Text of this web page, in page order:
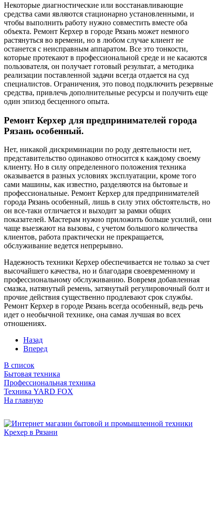
Некоторые диагностические или восстанавливающие
средства сами являются стационарно установленными, и
чтобы выполнить работу нужно совместить вместе оба
объекта. Ремонт Керхер в городе Рязань может немного
растянуться во времени, но в любом случае клиент не
останется с неисправным аппаратом. Все это тонкости,
которые протекают в профессиональной среде и не касаются
пользователя, он получает готовый результат, а методика
реализации поставленной задачи всегда отдается на суд
специалистов. Ограничения, это повод подключить резервные
средства, привлечь дополнительные ресурсы и получить еще
один эпизод бесценного опыта.
Ремонт Керхер для предпринимателей города
Рязань особенный.
Нет, никакой дискриминации по роду деятельности нет,
представительство одинаково относится к каждому своему
клиенту. Но в силу определенного положения техника
оказывается в разных условиях эксплуатации, кроме того
сами машины, как известно, разделяются на бытовые и
профессиональные. Ремонт Керхер для предпринимателей
города Рязань особенный, лишь в силу этих обстоятельств, но
он все-таки отличается и выходит за рамки общих
показателей. Мастерам нужно приложить больше усилий, они
чаще выезжают на вызовы, с учетом большого количества
клиентов, работа практически не прекращается,
обслуживание ведется непрерывно.
Надежность техники Керхер обеспечивается не только за счет
высочайшего качества, но и благодаря своевременному и
профессиональному обслуживанию. Вовремя добавленная
смазка, натянутый ремень, затянутый регулировочный болт и
прочие действия существенно продлевают срок службы.
Ремонт Керхер в городе Рязань всегда особенный, ведь речь
идет о необычной технике, она самая лучшая во всех
отношениях.
Назад
Вперед
В список
Бытовая техника
Профессиональная техника
Техника YARD FOX
На главную